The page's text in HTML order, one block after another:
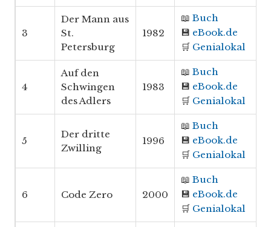
3
Der Mann aus
St.
Petersburg
1982
📖 Buch
💾 eBook.de
🛒 Genialokal
4
Auf den
Schwingen
des Adlers
1983
📖 Buch
💾 eBook.de
🛒 Genialokal
5
Der dritte
Zwilling
1996
📖 Buch
💾 eBook.de
🛒 Genialokal
6 Code Zero 2000
📖 Buch
💾 eBook.de
🛒 Genialokal